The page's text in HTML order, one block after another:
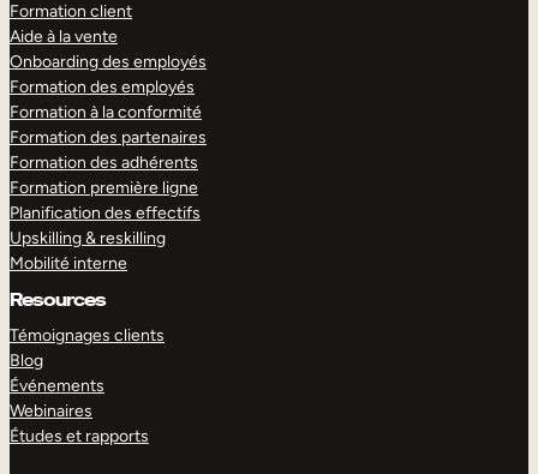
Formation client
Aide à la vente
Onboarding des employés
Formation des employés
Formation à la conformité
Formation des partenaires
Formation des adhérents
Formation première ligne
Planification des effectifs
Upskilling & reskilling
Mobilité interne
Resources
Témoignages clients
Blog
Événements
Webinaires
Études et rapports